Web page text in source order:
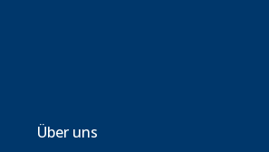
Über uns